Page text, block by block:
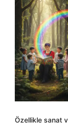
Özellikle sanat